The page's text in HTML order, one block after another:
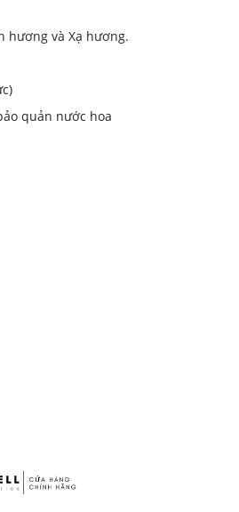
hương và Xạ hương.
quản nước hoa